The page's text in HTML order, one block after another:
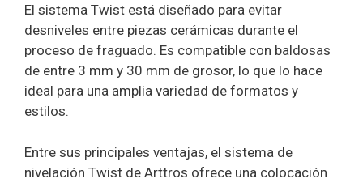
El sistema Twist está diseñado para evitar
desniveles entre piezas cerámicas durante el
proceso de fraguado. Es compatible con baldosas
de entre 3 mm y 30 mm de grosor, lo que lo hace
ideal para una amplia variedad de formatos y
estilos.
Entre sus principales ventajas, el sistema de
nivelación Twist de Arttros ofrece una colocación